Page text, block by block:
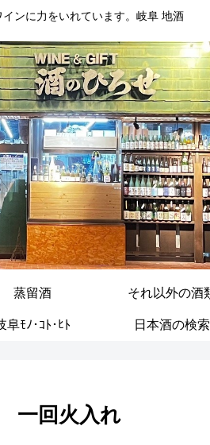
ンに力をいれています。岐阜 地酒
蒸留酒 それ以外の酒
阜ﾓﾉ･ｺﾄ･ﾋﾄ 日本酒の検索
一回火入れ